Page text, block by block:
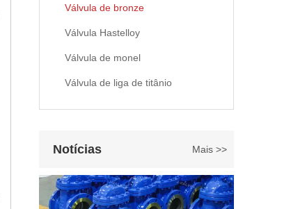
Válvula de bronze
Válvula Hastelloy
Válvula de monel
Válvula de liga de titânio
Notícias Mais >>
2026-06-22
J-VALVES fabrica válvula de esfera de alta